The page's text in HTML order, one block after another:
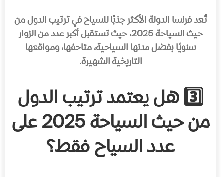
تُعد فرنسا الدولة الأكثر جذبًا للسياح في ترتيب الدول من
حيث السياحة 2025، حيث تستقبل أكبر عدد من الزوار
سنويًا بفضل مدنها السياحية، متاحفها، ومواقعها
التاريخية الشهيرة.
3️⃣ هل يعتمد ترتيب الدول
من حيث السياحة 2025 على
عدد السياح فقط؟